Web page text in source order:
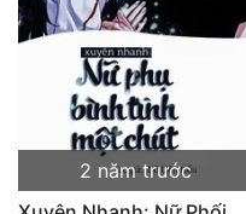
Xuyên Sách
Xuyên Thư
Điền Văn
Đông Phương
2 năm trước